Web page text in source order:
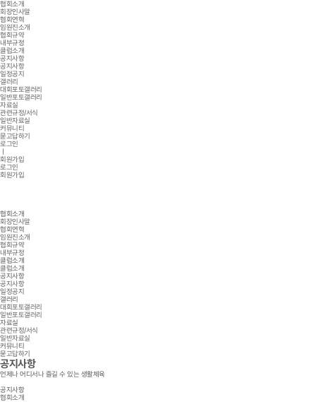
협회소개
회장인사말
협회연혁
임원진소개
협회규약
내부규정
클럽소개
공지사항
공지사항
일정공지
갤러리
대회포토갤러리
일반포토갤러리
자료실
관련규정/서식
일반자료실
커뮤니티
묻고답하기
로그인
ㅣ
회원가입
로그인
회원가입
협회소개
회장인사말
협회연혁
임원진소개
협회규약
내부규정
클럽소개
클럽소개
공지사항
공지사항
일정공지
갤러리
대회포토갤러리
일반포토갤러리
자료실
관련규정/서식
일반자료실
커뮤니티
묻고답하기
공지사항
언제나 어디서나 즐길 수 있는 생활체육
공지사항
협회소개